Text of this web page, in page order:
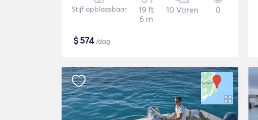
Stijf opblaasbaar
19 ft
6 m
10 Varen 0
$574/dag